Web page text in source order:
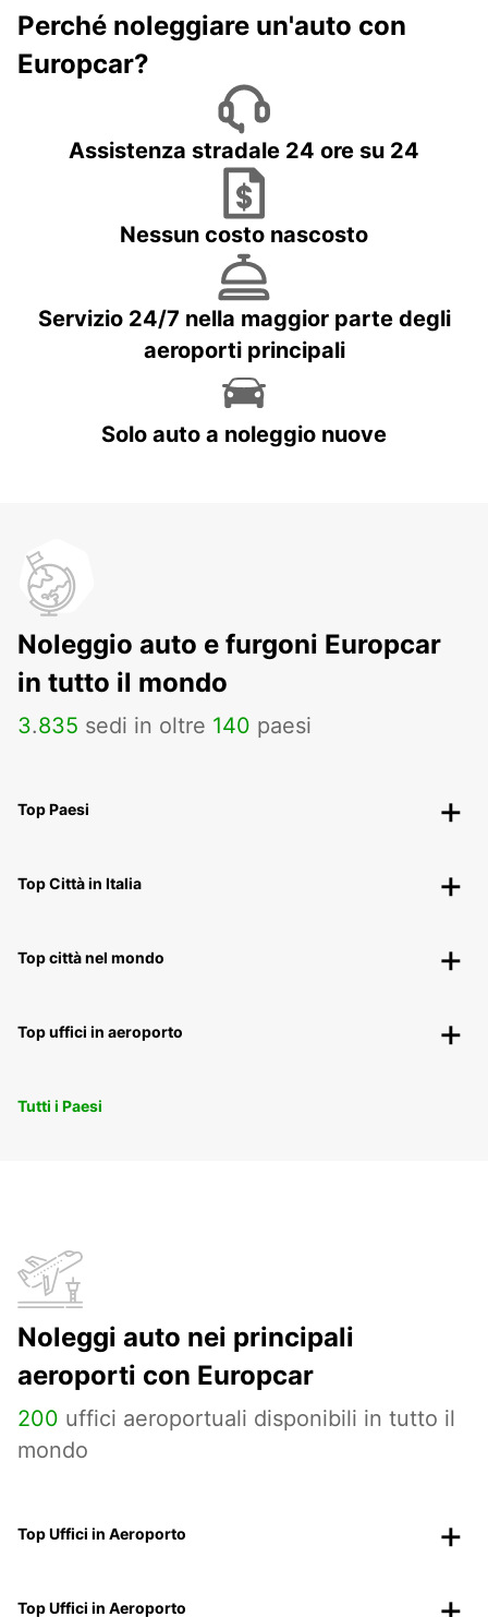
Perché noleggiare un'auto con
Europcar?
Assistenza stradale 24 ore su 24
Nessun costo nascosto
Servizio 24/7 nella maggior parte degli
aeroporti principali
Solo auto a noleggio nuove
Noleggio auto e furgoni Europcar
in tutto il mondo
3.835 sedi in oltre 140 paesi
Top Paesi
Top Città in Italia
Top città nel mondo
Top uffici in aeroporto
Tutti i Paesi
Noleggi auto nei principali
aeroporti con Europcar
200 uffici aeroportuali disponibili in tutto il
mondo
Top Uffici in Aeroporto
Top Uffici in Aeroporto